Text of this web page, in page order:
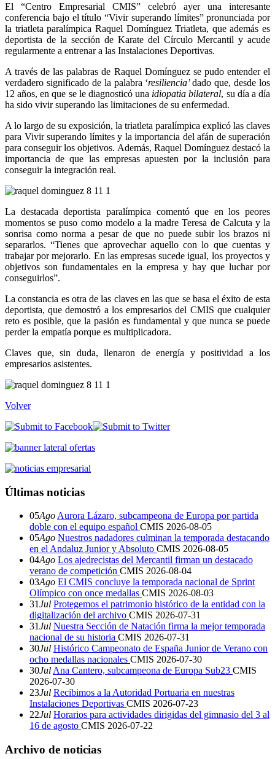
El “Centro Empresarial CMIS” celebró ayer una interesante
conferencia bajo el título “Vivir superando límites” pronunciada por
la triatleta paralímpica Raquel Domínguez Triatleta, que además es
deportista de la sección de Karate del Círculo Mercantil y acude
regularmente a entrenar a las Instalaciones Deportivas.
A través de las palabras de Raquel Domínguez se pudo entender el
verdadero significado de la palabra ‘resiliencia’dado que, desde los
12 años, en que se le diagnosticó una idiopatia bilateral, su día a día
ha sido vivir superando las limitaciones de su enfermedad.
A lo largo de su exposición, la triatleta paralímpica explicó las claves
para Vivir superando límites y la importancia del afán de superación
para conseguir los objetivos. Además, Raquel Domínguez destacó la
importancia de que las empresas apuesten por la inclusión para
conseguir la integración real.
La destacada deportista paralímpica comentó que en los peores
momentos se puso como modelo a la madre Teresa de Calcuta y la
sonrisa como norma a pesar de que no puede subir los brazos ni
separarlos. “Tienes que aprovechar aquello con lo que cuentas y
trabajar por mejorarlo. En las empresas sucede igual, los proyectos y
objetivos son fundamentales en la empresa y hay que luchar por
conseguirlos”.
La constancia es otra de las claves en las que se basa el éxito de esta
deportista, que demostró a los empresarios del CMIS que cualquier
reto es posible, que la pasión es fundamental y que nunca se puede
perder la empatía porque es multiplicadora.
Claves que, sin duda, llenaron de energía y positividad a los
empresarios asistentes.
Volver
Últimas noticias
05Ago Aurora Lázaro, subcampeona de Europa por partida
doble con el equipo español CMIS 2026-08-05
05Ago Nuestros nadadores culminan la temporada destacando
en el Andaluz Junior y Absoluto CMIS 2026-08-05
04Ago Los ajedrecistas del Mercantil firman un destacado
verano de competición CMIS 2026-08-04
03Ago El CMIS concluye la temporada nacional de Sprint
Olímpico con once medallas CMIS 2026-08-03
31Jul Protegemos el patrimonio histórico de la entidad con la
digitalización del archivo CMIS 2026-07-31
31Jul Nuestra Sección de Natación firma la mejor temporada
nacional de su historia CMIS 2026-07-31
30Jul Histórico Campeonato de España Junior de Verano con
ocho medallas nacionales CMIS 2026-07-30
30Jul Ana Cantero, subcampeona de Europa Sub23 CMIS
2026-07-30
23Jul Recibimos a la Autoridad Portuaria en nuestras
Instalaciones Deportivas CMIS 2026-07-23
22Jul Horarios para actividades dirigidas del gimnasio del 3 al
16 de agosto CMIS 2026-07-22
Archivo de noticias